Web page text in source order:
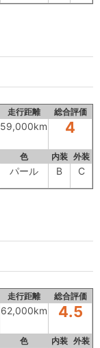
走行距離 総合評価
59,000km 4
色 内装 外装
パール B C
走行距離 総合評価
62,000km 4.5
色 内装 外装